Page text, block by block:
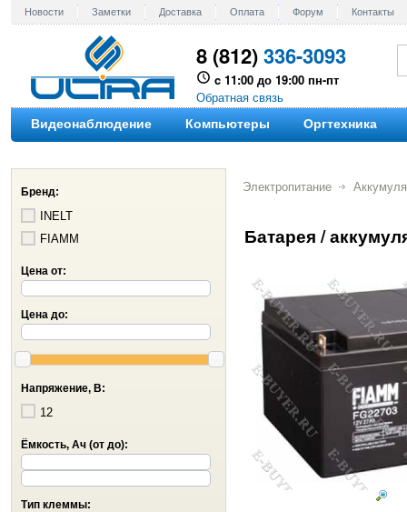
Новости Заметки Доставка Оплата Форум Контакты
8 (812)336-3093
c 11:00 до 19:00 пн-пт
Обратная связь
Видеонаблюдение Компьютеры Оргтехника
Бренд:
INELT
FIAMM
Цена от:
Цена до:
Напряжение, В:
12
Ёмкость, Ач (от до):
Тип клеммы:
Электропитание
Батарея /